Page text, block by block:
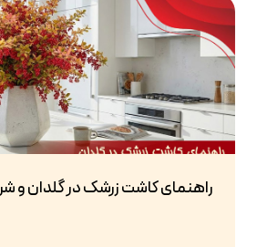
راهنمای کاشت زرشک در گلدان و